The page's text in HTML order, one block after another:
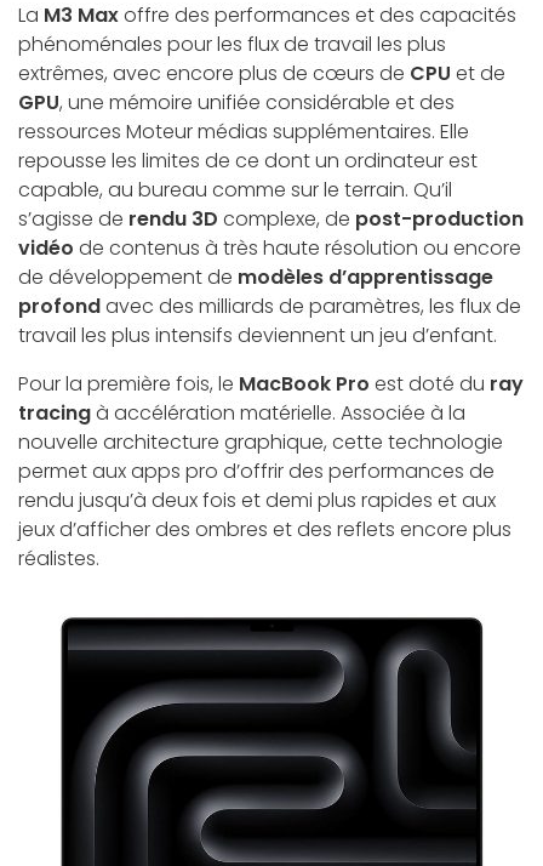
La M3 Maxoffre des performances et des capacités
phénoménales pour les flux de travail les plus
extrêmes, avec encore plus de cœurs de CPU et de
GPU, une mémoire unifiée considérable et des
ressources Moteur médias supplémentaires. Elle
repousse les limites de ce dont un ordinateur est
capable, au bureau comme sur le terrain. Qu’il
s’agisse de rendu 3D complexe, de post-production
vidéo de contenus à très haute résolution ou encore
de développement de modèles d’apprentissage
profondavec des milliards de paramètres, les flux de
travail les plus intensifs deviennent un jeu d’enfant.
Pour la première fois, le MacBook Pro est doté du ray
tracingà accélération matérielle. Associée à la
nouvelle architecture graphique, cette technologie
permet aux apps pro d’offrir des performances de
rendu jusqu’à deux fois et demi plus rapides et aux
jeux d’afficherdes ombres et des reflets encore plus
réalistes.